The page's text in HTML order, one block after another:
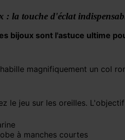
: la touche d'éclat
bijoux sont l'astuce ultime
le jeu sur les oreilles.
à manches courtes